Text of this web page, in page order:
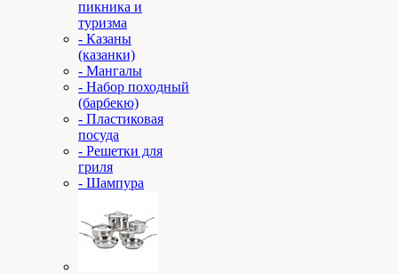
пикника и
туризма
- Казаны
(казанки)
- Мангалы
- Набор походный
(барбекю)
- Пластиковая
посуда
- Решетки для
гриля
- Шампура